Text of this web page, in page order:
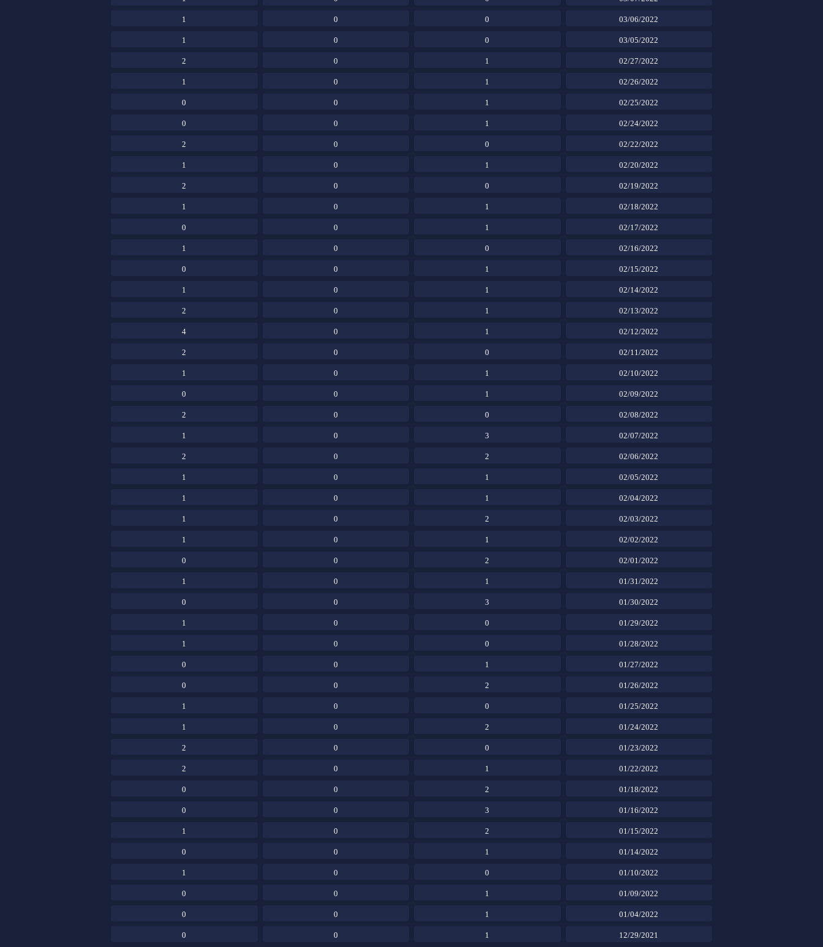
03/06/2022
0
0
1
03/05/2022
0
0
1
02/27/2022
1
0
2
02/26/2022
1
0
1
02/25/2022
1
0
0
02/24/2022
1
0
0
02/22/2022
0
0
2
02/20/2022
1
0
1
02/19/2022
0
0
2
02/18/2022
1
0
1
02/17/2022
1
0
0
02/16/2022
0
0
1
02/15/2022
1
0
0
02/14/2022
1
0
1
02/13/2022
1
0
2
02/12/2022
1
0
4
02/11/2022
0
0
2
02/10/2022
1
0
1
02/09/2022
1
0
0
02/08/2022
0
0
2
02/07/2022
3
0
1
02/06/2022
2
0
2
02/05/2022
1
0
1
02/04/2022
1
0
1
02/03/2022
2
0
1
02/02/2022
1
0
1
02/01/2022
2
0
0
01/31/2022
1
0
1
01/30/2022
3
0
0
01/29/2022
0
0
1
01/28/2022
0
0
1
01/27/2022
1
0
0
01/26/2022
2
0
0
01/25/2022
0
0
1
01/24/2022
2
0
1
01/23/2022
0
0
2
01/22/2022
1
0
2
01/18/2022
2
0
0
01/16/2022
3
0
0
01/15/2022
2
0
1
01/14/2022
1
0
0
01/10/2022
0
0
1
01/09/2022
1
0
0
01/04/2022
1
0
0
12/29/2021
1
0
0